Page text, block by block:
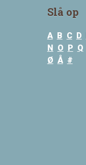
Slå op
A B C D
N O P Q
Ø Å #